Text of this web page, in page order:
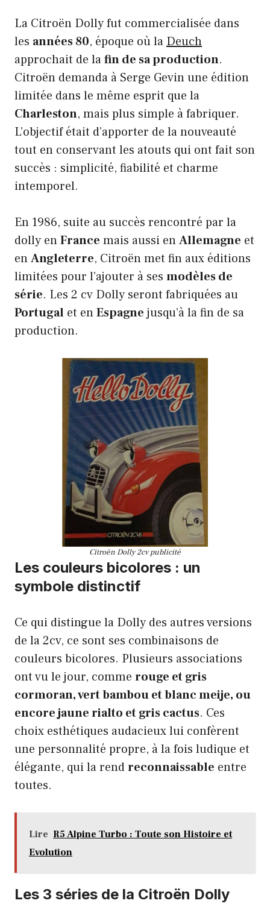
La Citroën Dolly fut commercialisée dans
les années 80, époque où laDeuch
approchait de lafin de sa production.
Citroën demanda à Serge Gevin une édition
limitée dans le même esprit que la
Charleston, mais plus simple à fabriquer.
L’objectif était d’apporter de la nouveauté
tout en conservant les atouts qui ont fait son
succès : simplicité, fiabilité et charme
intemporel.
En 1986, suite au succès rencontré par la
dolly enFrance mais aussi enAllemagne et
enAngleterre, Citroën met fin aux éditions
limitées pour l’ajouter à ses modèles de
série. Les 2 cv Dolly seront fabriquées au
Portugal et enEspagnejusqu’à la fin de sa
production.
Citroën Dolly 2cv publicité
Les couleurs bicolores : un
symbole distinctif
Ce qui distingue la Dolly des autres versions
de la 2cv, ce sont ses combinaisons de
couleurs bicolores. Plusieurs associations
ont vu le jour, comme rouge et gris
cormoran, vert bambou et blanc meije, ou
encore jaune rialto et gris cactus. Ces
choix esthétiques audacieux lui confèrent
une personnalité propre, à la fois ludique et
élégante, qui la rendreconnaissable entre
toutes.
Lire R5 Alpine Turbo : Toute son Histoire et
Evolution
Les 3 séries de la Citroën Dolly